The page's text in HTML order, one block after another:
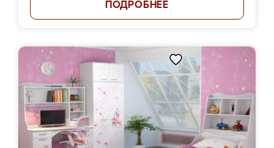
ПОДРОБНЕЕ